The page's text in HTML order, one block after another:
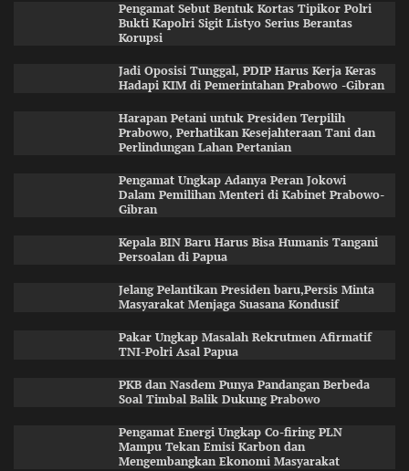
Pengamat Sebut Bentuk Kortas Tipikor Polri
Bukti Kapolri Sigit Listyo Serius Berantas
Korupsi
Jadi Oposisi Tunggal, PDIP Harus Kerja Keras
Hadapi KIM di Pemerintahan Prabowo -Gibran
Harapan Petani untuk Presiden Terpilih
Prabowo, Perhatikan Kesejahteraan Tani dan
Perlindungan Lahan Pertanian
Pengamat Ungkap Adanya Peran Jokowi
Dalam Pemilihan Menteri di Kabinet Prabowo-
Gibran
Kepala BIN Baru Harus Bisa Humanis Tangani
Persoalan di Papua
Jelang Pelantikan Presiden baru,Persis Minta
Masyarakat Menjaga Suasana Kondusif
Pakar Ungkap Masalah Rekrutmen Afirmatif
TNI-Polri Asal Papua
PKB dan Nasdem Punya Pandangan Berbeda
Soal Timbal Balik Dukung Prabowo
Pengamat Energi Ungkap Co-firing PLN
Mampu Tekan Emisi Karbon dan
Mengembangkan Ekonomi Masyarakat